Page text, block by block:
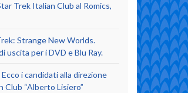
Trek Italian Club al Romics,
Strange New Worlds.
uscita per i DVD e Blu Ray.
Ecco i candidati alla direzione
Club “Alberto Lisiero”